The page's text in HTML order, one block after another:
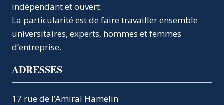
indépendant et ouvert.
La particularité est de faire travailler ensemble
universitaires, experts, hommes et femmes
d’entreprise.
ADRESSES
17 rue de l’Amiral Hamelin